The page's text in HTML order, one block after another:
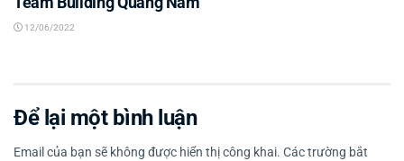
12/06/2022
Để lại một bình luận
Email của bạn sẽ không được hiển thị công khai. Các trường bắt